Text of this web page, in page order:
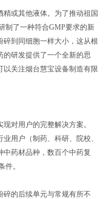
或其他液体。为了推动祖国
制了一种符合GMP要求的新
到同细胞一样大小，这从根
研发提供了一个全新的思
关注烟台慧宝设备制造有限
对用户的完整解决方案。
用户（制药、科研、院校、
药材品种，数百个中药复
件。
的后续单元与常规有所不